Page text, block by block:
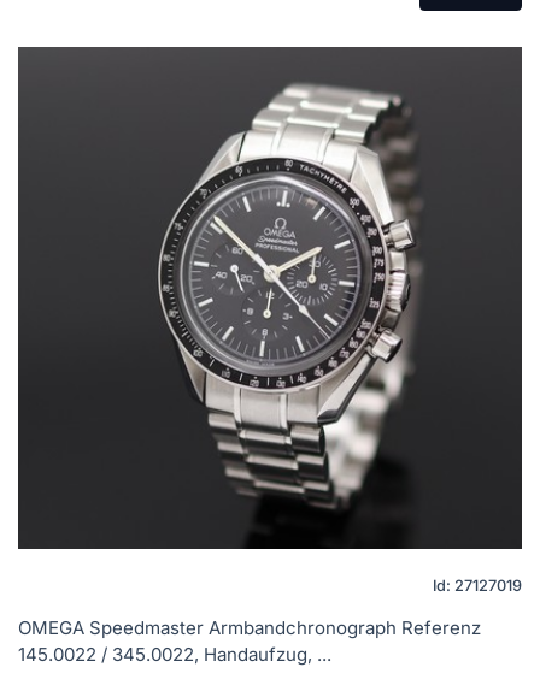
Id: 27127019
OMEGA Speedmaster Armbandchronograph Referenz
145.0022 / 345.0022, Handaufzug, ...